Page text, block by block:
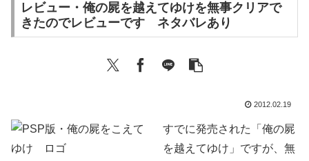
レビュー・俺の屍を越えてゆけを無事クリアで
きたのでレビューです ネタバレあり
2012.02.19
すでに発売された「俺の屍
を越えてゆけ」ですが、無